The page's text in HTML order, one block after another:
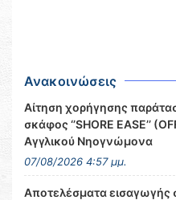
Ανακοινώσεις
Αίτηση χορήγησης
σκάφος ‘’SHORE EASE’’
Αγγλικού Νηογνώμονα
07/08/2026 4:57 μμ.
Αποτελέσματα